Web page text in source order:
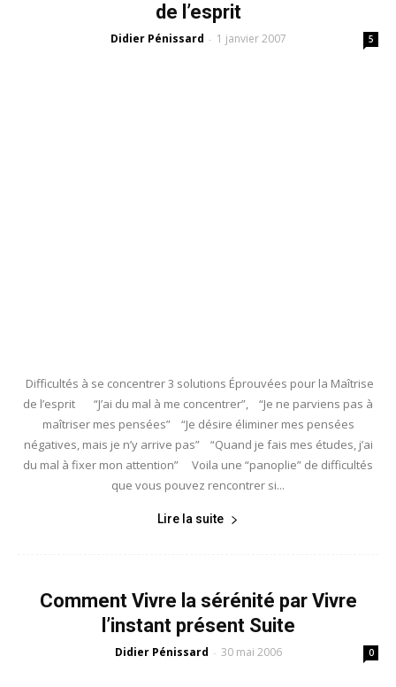
de l’esprit
Didier Pénissard - 1 janvier 2007 5
Difficultés à se concentrer 3 solutions Éprouvées pour la Maîtrise
de l’esprit “J’ai du mal à me concentrer”, “Je ne parviens pas à
maîtriser mes pensées” “Je désire éliminer mes pensées
négatives, mais je n’y arrive pas” “Quand je fais mes études, j’ai
du mal à fixer mon attention” Voila une “panoplie” de difficultés
que vous pouvez rencontrer si...
Lire la suite
Comment Vivre la sérénité par Vivre
l’instant présent Suite
Didier Pénissard - 30 mai 2006 0